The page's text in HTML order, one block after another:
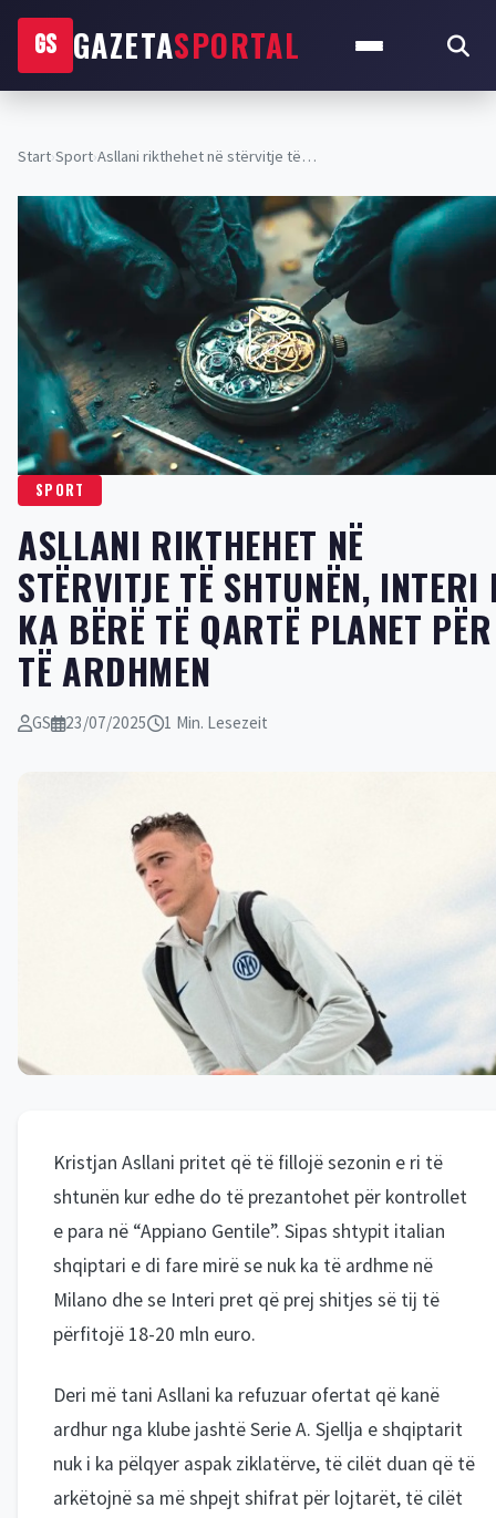
GS GAZETASPORTAL
Start›Sport›Asllani rikthehet në stërvitje të…
SPORT
ASLLANI RIKTHEHET NË
STËRVITJE TË SHTUNËN, INTERI
KA BËRË TË QARTË PLANET PËR
TË ARDHMEN
GS 23/07/2025 1 Min. Lesezeit
Kristjan Asllani pritet që të fillojë sezonin e ri të
shtunën kur edhe do të prezantohet për kontrollet
e para në “Appiano Gentile”. Sipas shtypit italian
shqiptari e di fare mirë se nuk ka të ardhme në
Milano dhe se Interi pret që prej shitjes së tij të
përfitojë 18-20 mln euro.
Deri më tani Asllani ka refuzuar ofertat që kanë
ardhur nga klube jashtë Serie A. Sjellja e shqiptarit
nuk i ka pëlqyer aspak ziklatërve, të cilët duan që të
arkëtojnë sa më shpejt shifrat për lojtarët, të cilët